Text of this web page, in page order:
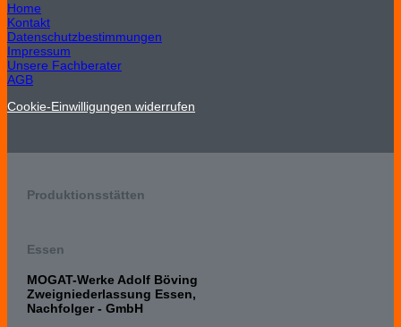
Home
Kontakt
Datenschutzbestimmungen
Impressum
Unsere Fachberater
AGB
Cookie-Einwilligungen widerrufen
Produktionsstätten
Essen
MOGAT-Werke Adolf Böving
Zweigniederlassung Essen,
Nachfolger - GmbH